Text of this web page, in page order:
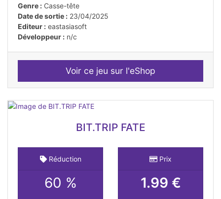
Genre : Casse-tête
Date de sortie : 23/04/2025
Editeur : eastasiasoft
Développeur : n/c
Voir ce jeu sur l'eShop
BIT.TRIP FATE
Réduction
60 %
Prix
1.99 €